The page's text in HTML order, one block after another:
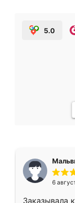
5.0
6
Заказывала